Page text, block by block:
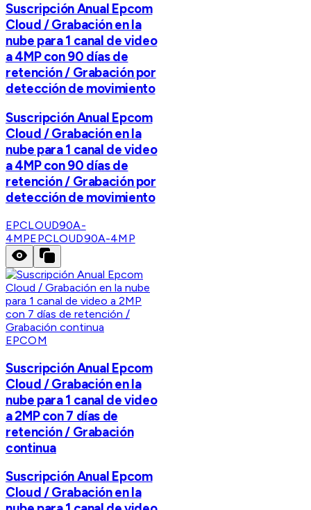
Suscripción Anual Epcom
Cloud / Grabación en la
nube para 1 canal de video
a 4MP con 90 días de
retención / Grabación por
detección de movimiento
Suscripción Anual Epcom
Cloud / Grabación en la
nube para 1 canal de video
a 4MP con 90 días de
retención / Grabación por
detección de movimiento
EPCLOUD90A-
4MPEPCLOUD90A-4MP
EPCOM
Suscripción Anual Epcom
Cloud / Grabación en la
nube para 1 canal de video
a 2MP con 7 días de
retención / Grabación
continua
Suscripción Anual Epcom
Cloud / Grabación en la